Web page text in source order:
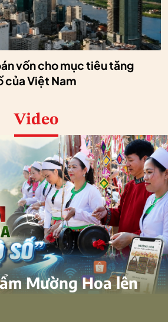
vốn cho mục tiêu tăng
của Việt Nam
Video
Mường Hoa lên